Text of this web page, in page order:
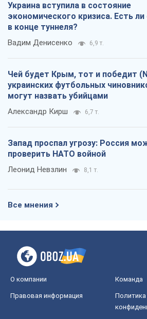
Украина вступила в состояние
экономического кризиса. Есть ли
в конце туннеля?
Вадим Денисенко 6,9 т.
Чей будет Крым, тот и победит
украинских футбольных
могут назвать убийцами
Александр Кирш 6,7 т.
Запад проспал угрозу: Россия
проверить НАТО войной
Леонид Невзлин 8,1 т.
Все мнения
О компании Команда
Правовая информация
Политика